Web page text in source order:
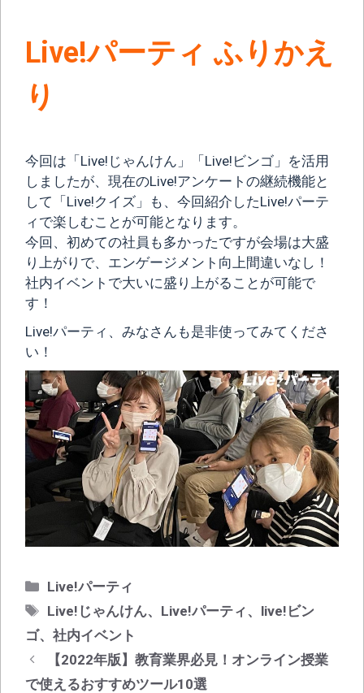
Live!パーティ ふりかえ
り
今回は「Live!じゃんけん」「Live!ビンゴ」を活用
しましたが、現在のLive!アンケートの継続機能と
して「Live!クイズ」も、今回紹介したLive!パーテ
ィで楽しむことが可能となります。
今回、初めての社員も多かったですが会場は大盛
り上がりで、エンゲージメント向上間違いなし！
社内イベントで大いに盛り上がることが可能で
す！
Live!パーティ、みなさんも是非使ってみてくださ
い！
カ
テ
リ
ー
Live!パーティ
タ
グ
Live!じゃんけん、 Live!パーティ、 live!ビン
ゴ、 社内イベント
投
稿
【2022年版】教育業界必見！オンライン授業
で使えるおすすめツール10選